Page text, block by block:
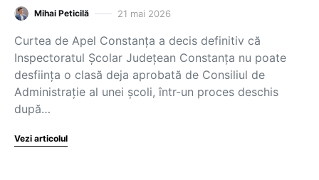
Mihai Peticilă 21 mai 2026
Curtea de Apel Constanța a decis definitiv că
Inspectoratul Școlar Județean Constanța nu poate
desființa o clasă deja aprobată de Consiliul de
Administrație al unei școli, într-un proces deschis
după…
Vezi articolul